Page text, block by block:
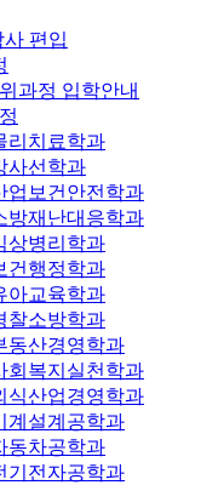
사 편입
과정 입학안내
리치료학과
사선학과
업보건안전학과
방재난대응학과
상병리학과
건행정학과
아교육학과
찰소방학과
동산경영학과
회복지실천학과
식산업경영학과
계설계공학과
동차공학과
기전자공학과